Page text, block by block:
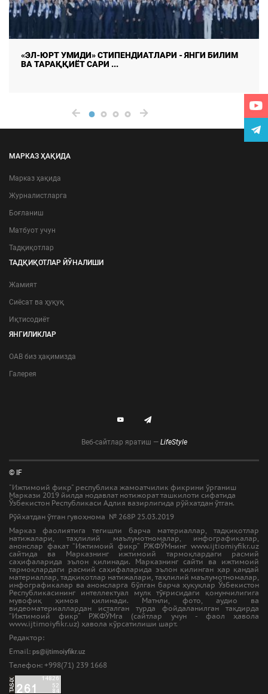
ОНЛАЙН ТАДҚИҚОТЛАРДА МАЪЛУМОТЛАР
ИЗЧИЛЛИГИ ВА РЕСПОНДЕНТЛАР ...
МАРКАЗ ҲАҚИДА
Марказ ҳақида
Журналистларга
Боғланиш
Матбуот учун
Тадқиқотлар
ТАДҚИҚОТЛАР ЙЎНАЛИШИ
Жамият
Сиёсат ва ҳуқуқ
Иқтисодиёт
ЯНГИЛИКЛАР
ОАВ биз ҳақимизда
Галерея
Веб-сайтлар яратиш — LifeStyle
© IF
"Ижтимоий фикр" республика жамоатчилик фикрини ўрганиш
Маркази 2019 йилда нодавлат нотижорат ташкилоти сифатида
Ўзбекистон Республикаси Адлия вазирлигида рўйхатдан ўтган.
Рўйхатдан ўтган гувоҳнома № 268Р 25.03.2019
Марказ фаолиятига тегишли барча материаллар, тадқиқотлар
натижалари, таҳлилий маълумотномалар, инфографикалар,
анонслар фақат “Ижтимоий фикр” РЖФЎМнинг www.ijtiomiyfikr.uz
сайтида ва Марказнинг ижтимоий тармоқлардаги расмий
саҳифаларида эълон қилинади. Марказнинг сайти ва ижтимоий
тармоқлардаги расмий саҳифаларида эълон қилинган ҳар қандай
материаллар, тадқиқотлар натижалари, таҳлилий маълумотномалар,
инфографикалар ва анонсларга бўлган барча ҳуқуқлар Ўзбекистон
Республикасининг интеллектуал мулк тўғрисидаги қонунчилигига
мувофиқ ҳимоя қилинади. Матнли, фото, аудио ва
видеоматериаллардан исталган турда фойдаланилган тақдирда
“Ижтимоий фикр” РЖФЎМга (сайтлар учун - фаол ҳавола
www.ijtimoiyfikr.uz) ҳавола кўрсатилиши шарт.
Редактор:
Email: ps@ijtimoiyfikr.uz
Tелефон: +998(71) 239 1668